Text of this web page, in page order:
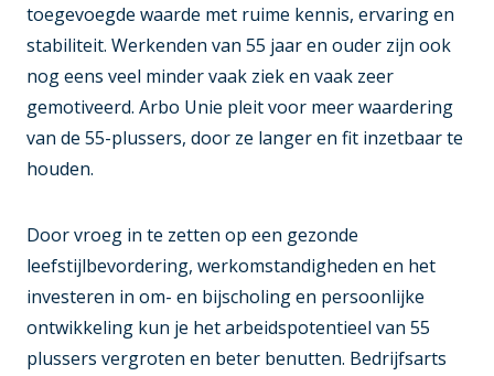
toegevoegde waarde met ruime kennis, ervaring en
stabiliteit. Werkenden van 55 jaar en ouder zijn ook
nog eens veel minder vaak ziek en vaak zeer
gemotiveerd. Arbo Unie pleit voor meer waardering
van de 55-plussers, door ze langer en fit inzetbaar te
houden.
Door vroeg in te zetten op een gezonde
leefstijlbevordering, werkomstandigheden en het
investeren in om- en bijscholing en persoonlijke
ontwikkeling kun je het arbeidspotentieel van 55
plussers vergroten en beter benutten. Bedrijfsarts